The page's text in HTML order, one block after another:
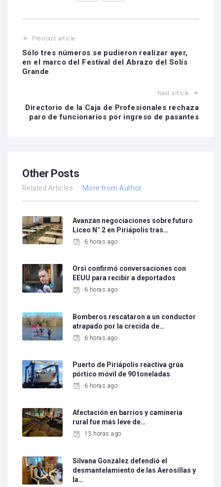
Previous article
Sólo tres números se pudieron realizar ayer,
en el marco del Festival del Abrazo del Solís
Grande
Next article
Directorio de la Caja de Profesionales rechaza
paro de funcionarios por ingreso de pasantes
Other Posts
Related Articles More from Author
Avanzan negociaciones sobre futuro
Liceo N° 2 en Piriápolis tras…
6 horas ago
Orsi confirmó conversaciones con
EEUU para recibir a deportados
6 horas ago
Bomberos rescataron a un conductor
atrapado por la crecida de…
6 horas ago
Puerto de Piriápolis reactiva grúa
pórtico móvil de 90 toneladas
6 horas ago
Afectación en barrios y camineria
rural fue más leve de…
13 horas ago
Silvana González defendió el
desmantelamiento de las Aerosillas y
la…